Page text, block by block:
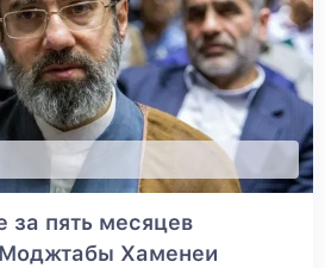
за пять месяцев
Хаменеи